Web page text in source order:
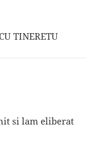
TINERETU
si lam eliberat